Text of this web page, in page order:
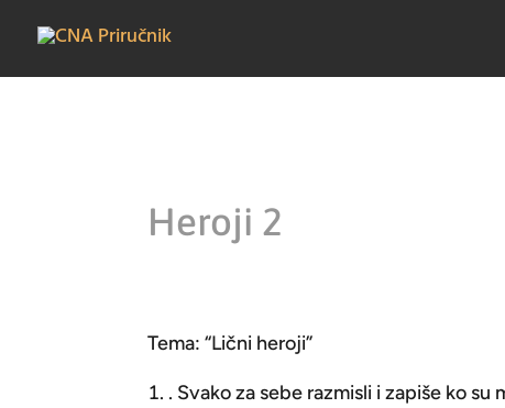
Heroji 2
Tema: “Lični heroji”
. Svako za sebe razmisli i zapiše ko